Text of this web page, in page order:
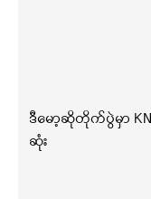
ဒီမော့ဆိုတိုက်ပွဲမှာ
ဆုံး